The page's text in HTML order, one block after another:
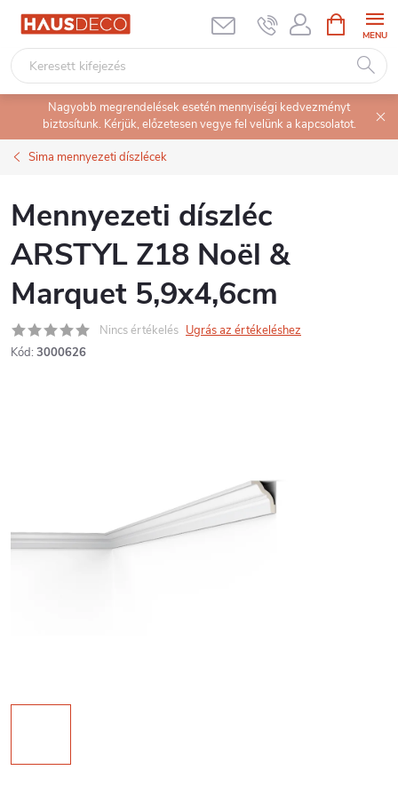
Ugrás
tartalomhoz
KOSÁR
Nagyobb megrendelések esetén mennyiségi kedvezményt
biztosítunk. Kérjük, előzetesen vegye fel velünk a kapcsolatot.
Sima mennyezeti díszlécek
Mennyezeti díszléc
ARSTYL Z18 Noël &
Marquet 5,9x4,6cm
Nincs értékelés Ugrás az értékeléshez
Kód: 3000626